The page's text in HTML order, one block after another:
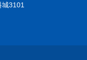
3101